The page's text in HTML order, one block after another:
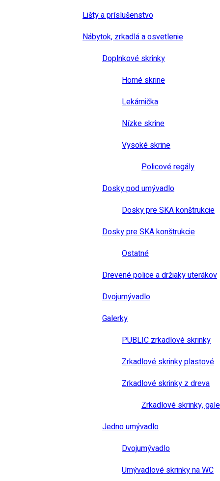
Lišty a príslušenstvo
Nábytok, zrkadlá a osvetlenie
Doplnkové skrinky
Horné skrine
Lekárnička
Nízke skrine
Vysoké skrine
Policové regály
Dosky pod umývadlo
Dosky pre SKA konštrukcie
Dosky pre SKA konštrukcie
Ostatné
Drevené police a držiaky uterákov
Dvojumývadlo
Galerky
PUBLIC zrkadlové skrinky
Zrkadlové skrinky plastové
Zrkadlové skrinky z dreva
Zrkadlové skrinky,
Jedno umývadlo
Dvojumývadlo
Umývadlové skrinky na WC